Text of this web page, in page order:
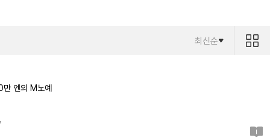
최신순
엔의 M노예